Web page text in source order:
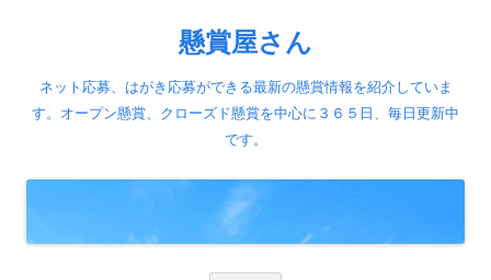
懸賞屋さん
ネット応募、はがき応募ができる最新の懸賞情報を紹介していま
す。オープン懸賞、クローズド懸賞を中心に３６５日、毎日更新中
です。